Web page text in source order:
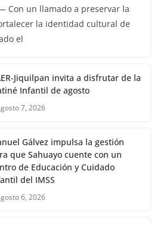
Con un llamado a preservar la
la identidad cultural de
el
Jiquilpan invita a disfrutar de la
Infantil de agosto
7, 2026
Gálvez impulsa la gestión
que Sahuayo cuente con un
de Educación y Cuidado
del IMSS
6, 2026